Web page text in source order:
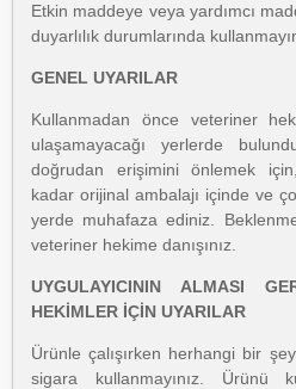
Etkin maddeye veya yardımcı
duyarlılık durumlarında
GENEL UYARILAR
Kullanmadan önce veteriner
ulaşamayacağı yerlerde
doğrudan erişimini önlemek
kadar orijinal ambalajı içinde ve
yerde muhafaza ediniz.
veteriner hekime danışınız.
UYGULAYICININ ALMASI
HEKİMLER İÇİN UYARILAR
Ürünle çalışırken herhangi bir
sigara kullanmayınız. Ürünü